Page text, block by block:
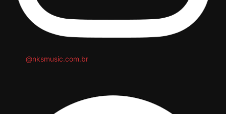
@nksmusic.com.br